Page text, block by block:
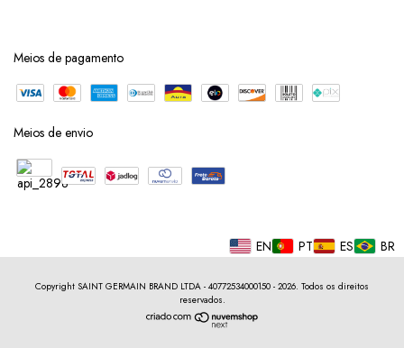
Meios de pagamento
Meios de envio
EN PT ES BR
Copyright SAINT GERMAIN BRAND LTDA - 40772534000150 - 2026. Todos os direitos
reservados.